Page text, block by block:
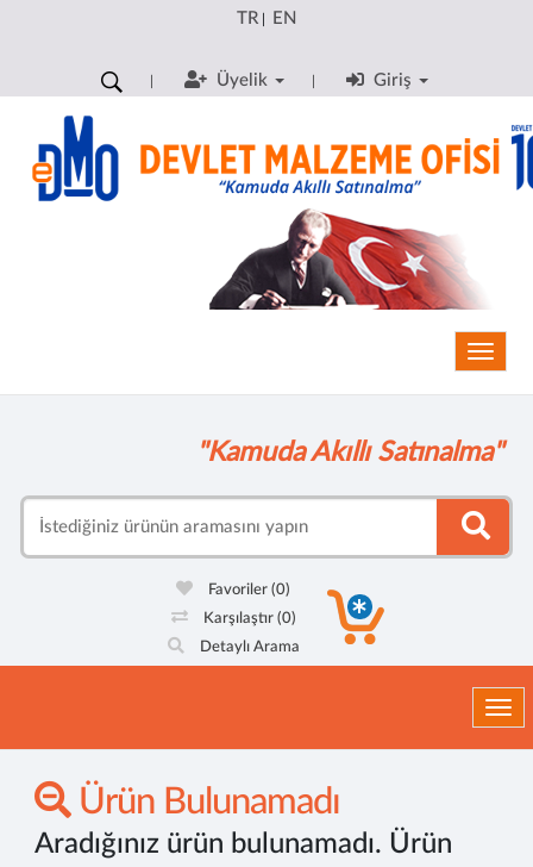
TR| EN
Üyelik Giriş
"Kamuda Akıllı Satınalma"
Favoriler(0)
Karşılaştır (0)
Detaylı Arama
Ürün Bulunamadı
Aradığınız ürün bulunamadı. Ürün